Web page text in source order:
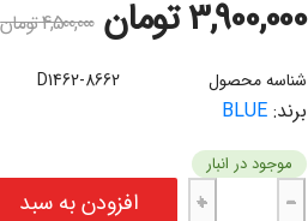
3,900,000تومان 4,500,000تومان
شناسه محصول D1462-8662
برند: BLUE
موجود در انبار
لنت ترمز جلو ام جی 6 – ام جی 550 بلو BLUE عدد
−
+ افزودن به سبد